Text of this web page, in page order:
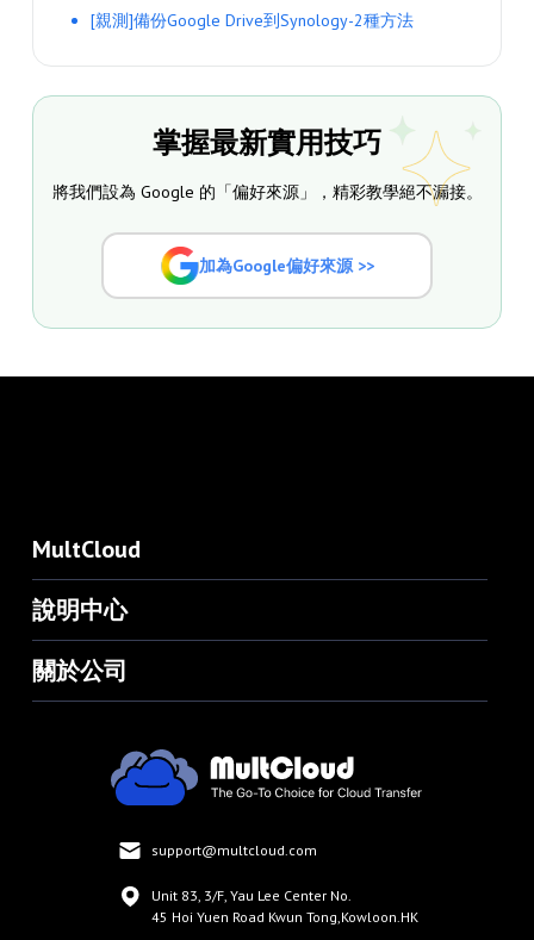
[親測]備份Google Drive到Synology-2種方法
掌握最新實用技巧
將我們設為 Google 的「偏好來源」，精彩教學絕不漏接。
加為Google偏好來源 >>
MultCloud
說明中心
關於公司
support@multcloud.com
Unit 83, 3/F, Yau Lee Center No.
45 Hoi Yuen Road Kwun Tong,Kowloon.HK